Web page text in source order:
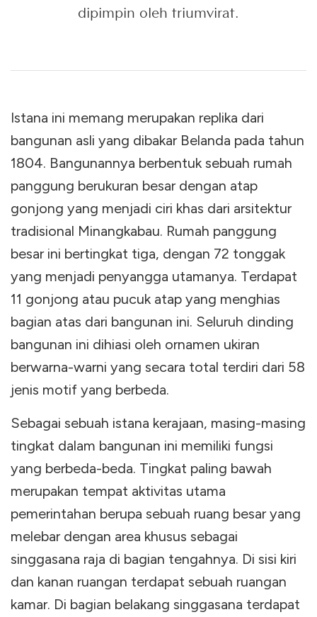
dipimpin oleh triumvirat.
Istana ini memang merupakan replika dari
bangunan asli yang dibakar Belanda pada tahun
1804. Bangunannya berbentuk sebuah rumah
panggung berukuran besar dengan atap
gonjong yang menjadi ciri khas dari arsitektur
tradisional Minangkabau. Rumah panggung
besar ini bertingkat tiga, dengan 72 tonggak
yang menjadi penyangga utamanya. Terdapat
11 gonjong atau pucuk atap yang menghias
bagian atas dari bangunan ini. Seluruh dinding
bangunan ini dihiasi oleh ornamen ukiran
berwarna-warni yang secara total terdiri dari 58
jenis motif yang berbeda.
Sebagai sebuah istana kerajaan, masing-masing
tingkat dalam bangunan ini memiliki fungsi
yang berbeda-beda. Tingkat paling bawah
merupakan tempat aktivitas utama
pemerintahan berupa sebuah ruang besar yang
melebar dengan area khusus sebagai
singgasana raja di bagian tengahnya. Di sisi kiri
dan kanan ruangan terdapat sebuah ruangan
kamar. Di bagian belakang singgasana terdapat